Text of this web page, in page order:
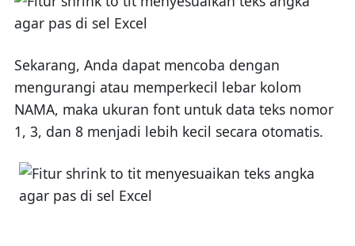
Sekarang, Anda dapat mencoba dengan
mengurangi atau memperkecil lebar kolom
NAMA, maka ukuran font untuk data teks nomor
1, 3, dan 8 menjadi lebih kecil secara otomatis.